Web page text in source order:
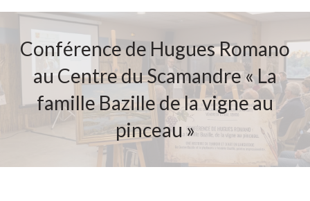
Conférence de Hugues Romano
au Centre du Scamandre « La
famille Bazille de la vigne au
pinceau »